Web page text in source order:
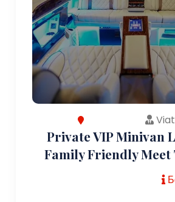
Private VIP Minivan
Family Friendly